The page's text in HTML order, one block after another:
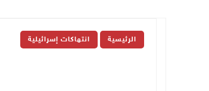
الرئيسية انتهاكات إسرائيلية